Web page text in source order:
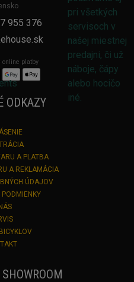
955 376
online platby
ODKAZY
A PLATBA
A REKLAMÁCIA
ÚDAJOV